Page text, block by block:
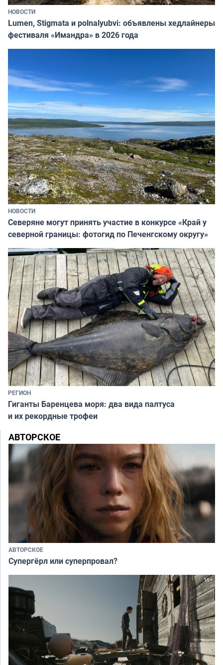
НОВОСТИ
Lumen, Stigmata и polnalyubvi: объявлены хедлайнеры
фестиваля «Имандра» в 2026 года
НОВОСТИ
Северяне могут принять участие в конкурсе «Край у
северной границы: фотогид по Печенгскому округу»
РЕГИОН
Гиганты Баренцева моря: два вида палтуса
и их рекордные трофеи
АВТОРСКОЕ
АВТОРСКОЕ
Супергёрл или суперпровал?